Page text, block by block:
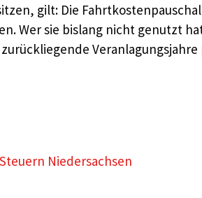
gilt: Die
Wer sie bislang nicht genutzt
Veranlagungsjahre
Niedersachsen